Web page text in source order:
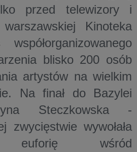
przed telewizory i
Kinoteka
blisko 200 osób
artystów na wielkim
Na finał do Bazylei
Steczkowska -
zwycięstwie wywołała
euforię wśród